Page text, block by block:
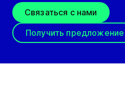
Связаться с нами
Получить предложение